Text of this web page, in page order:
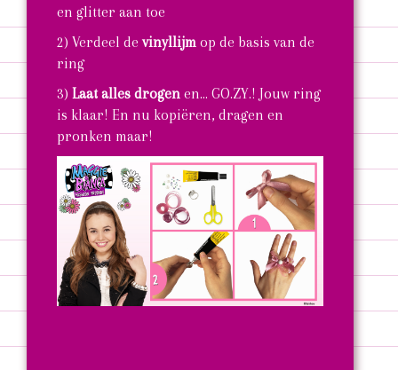
en glitter aan toe
2) Verdeel devinyllijm op de basis van de
ring
3) Laat alles drogen en... GO.ZY.! Jouw ring
is klaar! En nu kopiëren, dragen en
pronken maar!